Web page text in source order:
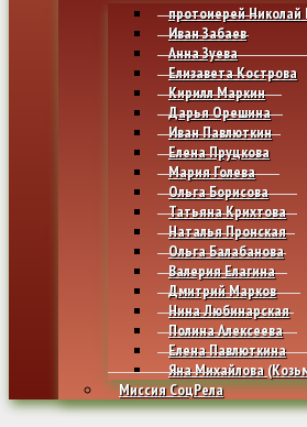
протоиерей Николай
Иван Забаев
Анна Зуева
Елизавета Кострова
Кирилл Маркин
Дарья Орешина
Иван Павлюткин
Елена Пруцкова
Мария Голева
Ольга Борисова
Татьяна Крихтова
Наталья Пронская
Ольга Балабанова
Валерия Елагина
Дмитрий Марков
Нина Любинарская
Полина Алексеева
Елена Павлюткина
Яна Михайлова
Миссия СоцРела